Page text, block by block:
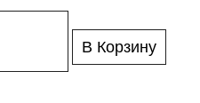
В Корзину